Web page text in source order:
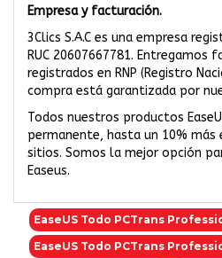
Empresa y facturación.
3Clics S.A.C es una empresa
RUC 20607667781. Entregamos
registrados en RNP (Registro
compra está garantizada por
Todos nuestros productos
permanente, hasta un 10%
sitios. Somos la mejor opción
Easeus.
EaseUS Todo PCTrans
EaseUS Todo PCTrans